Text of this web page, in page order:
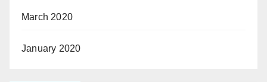
March 2020
January 2020